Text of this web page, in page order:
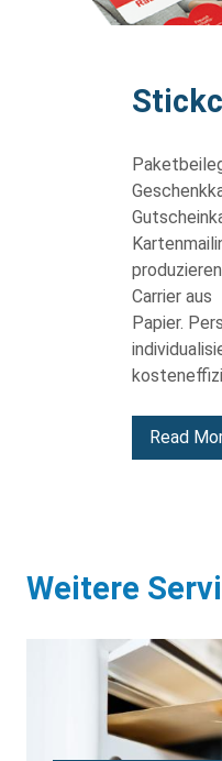
body
Carrier aus
Papier.
Read
Weitere